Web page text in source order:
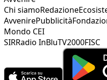
Chi siamoRedazione
AvvenirePubblicità
Mondo CEI
SIRRadio InBluTV2000FISC